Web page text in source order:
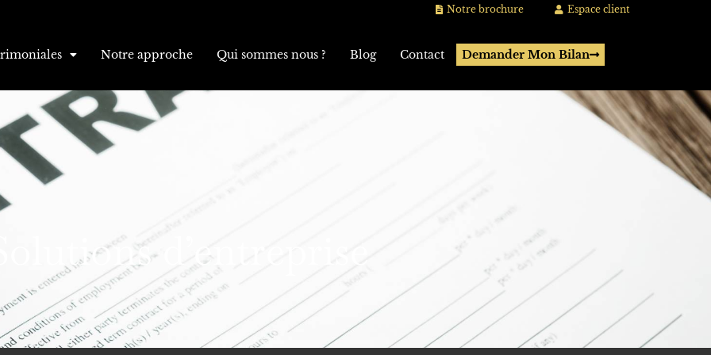
Notre brochure Espace client
Notre approche Qui sommes nous ? Blog Contact Demander Mon Bilan
Solutions d’entreprise